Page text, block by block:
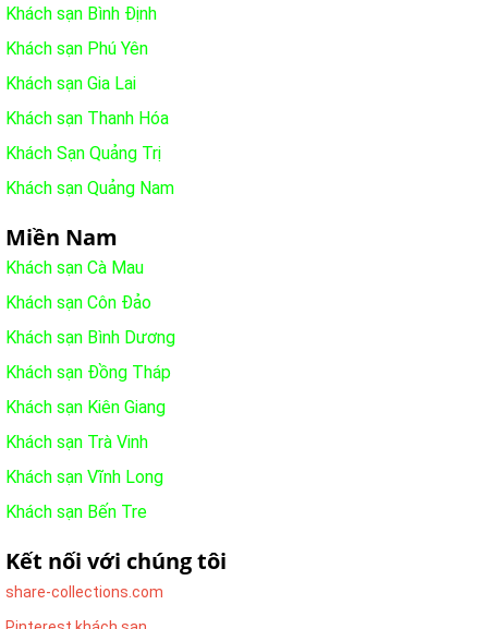
Khách sạn Bình Định
Khách sạn Phú Yên
Khách sạn Gia Lai
Khách sạn Thanh Hóa
Khách Sạn Quảng Trị
Khách sạn Quảng Nam
Miền Nam
Khách sạn Cà Mau
Khách sạn Côn Đảo
Khách sạn Bình Dương
Khách sạn Đồng Tháp
Khách sạn Kiên Giang
Khách sạn Trà Vinh
Khách sạn Vĩnh Long
Khách sạn Bến Tre
Kết nối với chúng tôi
share-collections.com